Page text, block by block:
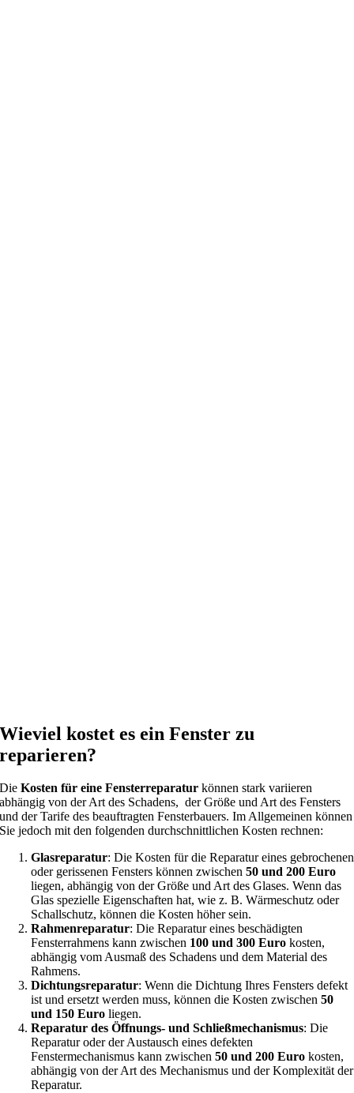
Wieviel kostet es ein Fenster zu
reparieren?
DieKosten für eine Fensterreparatur können stark variieren
abhängig von der Art des Schadens, der Größe und Art des Fensters
und der Tarife des beauftragten Fensterbauers. Im Allgemeinen können
Sie jedoch mit den folgenden durchschnittlichen Kosten rechnen:
Glasreparatur: Die Kosten für die Reparatur eines gebrochenen
oder gerissenen Fensters können zwischen50 und 200 Euro
liegen, abhängig von der Größe und Art des Glases. Wenn das
Glas spezielle Eigenschaften hat, wie z. B. Wärmeschutz oder
Schallschutz, können die Kosten höher sein.
Rahmenreparatur: Die Reparatur eines beschädigten
Fensterrahmens kann zwischen 100 und 300 Euro kosten,
abhängig vom Ausmaß des Schadens und dem Material des
Rahmens.
Dichtungsreparatur: Wenn die Dichtung Ihres Fensters defekt
ist und ersetzt werden muss, können die Kosten zwischen 50
und 150 Euro liegen.
Reparatur des Öffnungs- und Schließmechanismus: Die
Reparatur oder der Austausch eines defekten
Fenstermechanismus kann zwischen50 und 200 Euro kosten,
abhängig von der Art des Mechanismus und der Komplexität der
Reparatur.